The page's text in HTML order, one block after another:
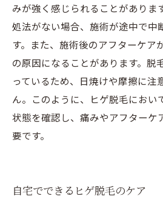
みが強く感じられることがありま
処法がない場合、施術が途中で中
す。また、施術後のアフターケア
の原因になることがあります。脱
っているため、日焼けや摩擦に注
ん。このように、ヒゲ脱毛におい
状態を確認し、痛みやアフターケ
要です。
自宅でできるヒゲ脱毛のケア